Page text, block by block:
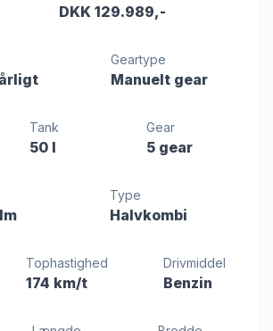
DKK 129.989,-
Geartype
Manuelt gear
Tank
50 l
Gear
5 gear
Type
Halvkombi
Tophastighed
174 km/t
Drivmiddel
Benzin